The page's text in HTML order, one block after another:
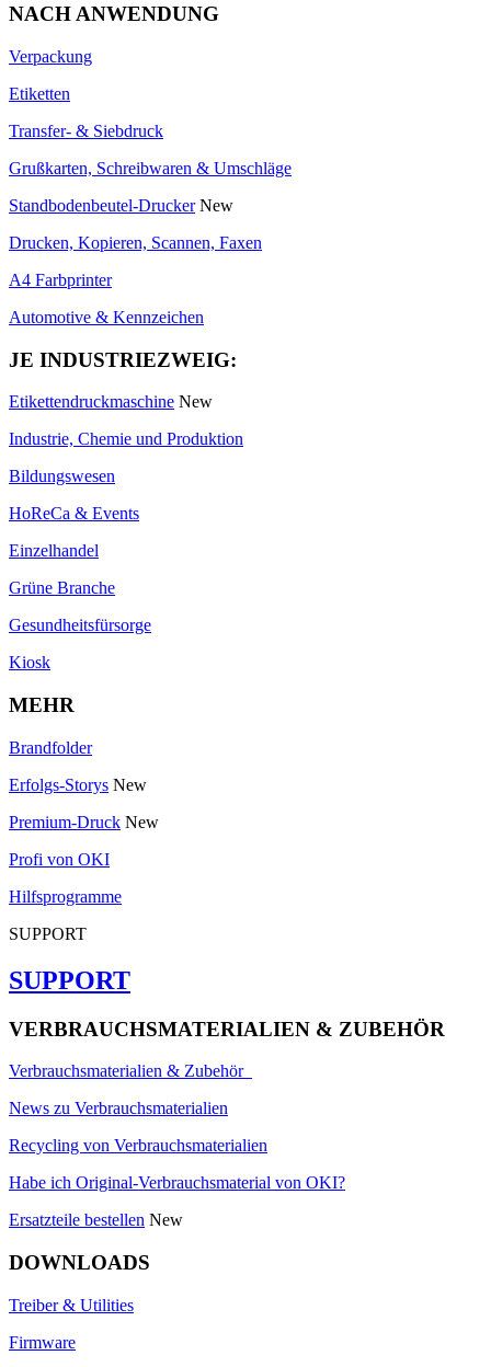
NACH ANWENDUNG
Verpackung
Etiketten
Transfer- & Siebdruck
Grußkarten, Schreibwaren & Umschläge
Standbodenbeutel-Drucker New
Drucken, Kopieren, Scannen, Faxen
A4 Farbprinter
Automotive & Kennzeichen
JE INDUSTRIEZWEIG:
Etikettendruckmaschine New
Industrie, Chemie und Produktion
Bildungswesen
HoReCa & Events
Einzelhandel
Grüne Branche
Gesundheitsfürsorge
Kiosk
MEHR
Brandfolder
Erfolgs-Storys New
Premium-Druck New
Profi von OKI
Hilfsprogramme
SUPPORT
SUPPORT
VERBRAUCHSMATERIALIEN & ZUBEHÖR
Verbrauchsmaterialien & Zubehör
News zu Verbrauchsmaterialien
Recycling von Verbrauchsmaterialien
Habe ich Original-Verbrauchsmaterial von OKI?
Ersatzteile bestellen New
DOWNLOADS
Treiber & Utilities
Firmware